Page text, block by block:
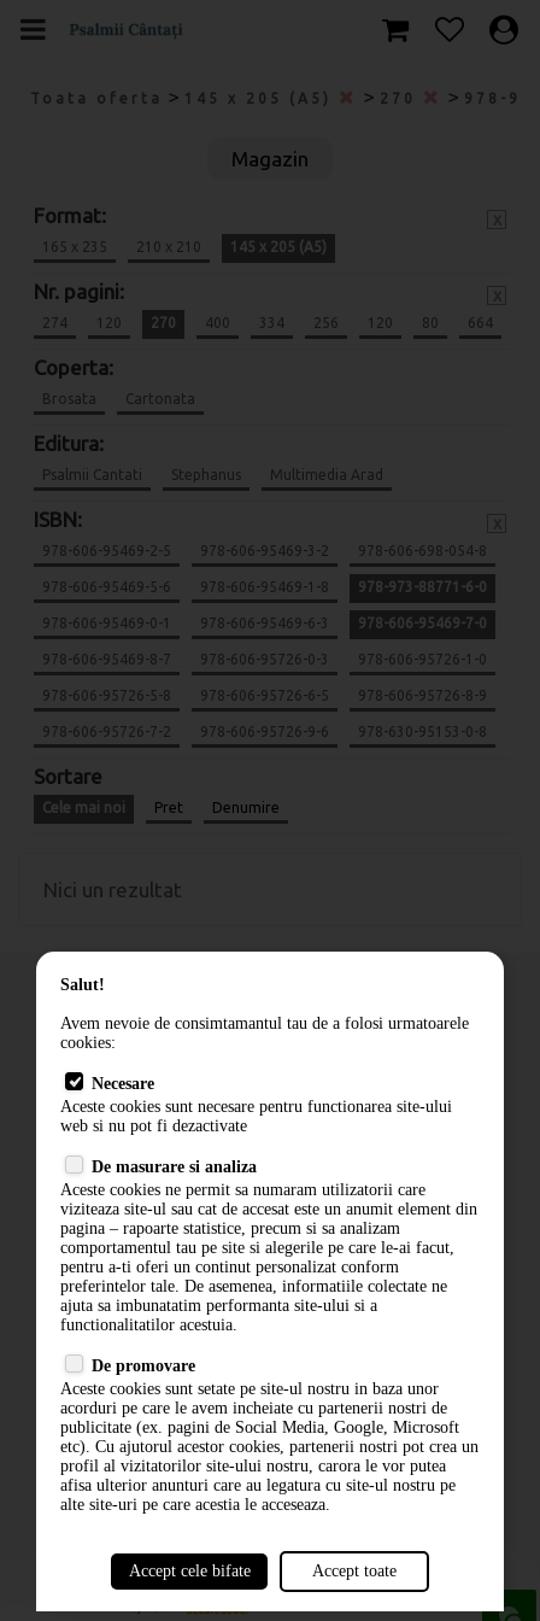
Toata oferta > 145 x 205 (A5) > 270 > 978-
Magazin
Format:
165 x 235 210 x 210 145 x 205 (A5)
Nr. pagini:
274 120 270 400 334 256 120 80 664
Coperta:
Brosata Cartonata
Editura:
Psalmii Cantati Stephanus Multimedia Arad
ISBN:
978-606-95469-2-5 978-606-95469-3-2 978-606-698-054-8
978-606-95469-5-6 978-606-95469-1-8 978-973-88771-6-0
978-606-95469-0-1 978-606-95469-6-3 978-606-95469-7-0
978-606-95469-8-7 978-606-95726-0-3 978-606-95726-1-0
978-606-95726-5-8 978-606-95726-6-5 978-606-95726-8-9
978-606-95726-7-2 978-606-95726-9-6 978-630-95153-0-8
Sortare
Cele mai noi Pret Denumire
Nici un rezultat
Cum comand
Livrare
Contact
Politica de confidentialitate
ANPC
ABONARE LA NEWSLETTER
ABONARE
Salut!
Avem nevoie de consimtamantul tau de a folosi urmatoarele
cookies:
Necesare
Aceste cookies sunt necesare pentru functionarea site-ului
web si nu pot fi dezactivate
De masurare si analiza
Aceste cookies ne permit sa numaram utilizatorii care
viziteaza site-ul sau cat de accesat este un anumit element din
pagina – rapoarte statistice, precum si sa analizam
comportamentul tau pe site si alegerile pe care le-ai facut,
pentru a-ti oferi un continut personalizat conform
preferintelor tale. De asemenea, informatiile colectate ne
ajuta sa imbunatatim performanta site-ului si a
functionalitatilor acestuia.
De promovare
Aceste cookies sunt setate pe site-ul nostru in baza unor
acorduri pe care le avem incheiate cu partenerii nostri de
publicitate (ex. pagini de Social Media, Google, Microsoft
etc). Cu ajutorul acestor cookies, partenerii nostri pot crea un
profil al vizitatorilor site-ului nostru, carora le vor putea
afisa ulterior anunturi care au legatura cu site-ul nostru pe
alte site-uri pe care acestia le acceseaza.
Accept cele bifate Accept toate